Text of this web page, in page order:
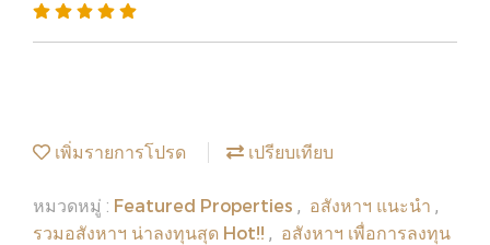
เพิ่มรายการโปรด เปรียบเทียบ
หมวดหมู่ : Featured Properties , อสังหาฯ แนะนำ ,
รวมอสังหาฯ น่าลงทุนสุด Hot!! , อสังหาฯ เพื่อการลงทุน